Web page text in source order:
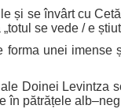
și se învârt cu
se vede / e
forma unei
Doinei Levintza
în pătrățele